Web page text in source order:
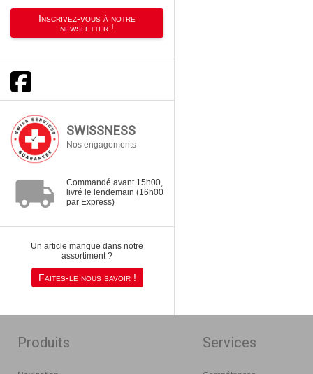
Inscrivez-vous à notre
newsletter !
SWISSNESS
Nos engagements
local_shipping
Commandé avant 15h00,
livré le lendemain (16h00
par Express)
Un article manque dans notre
assortiment ?
Faites-le nous savoir !
Produits Services